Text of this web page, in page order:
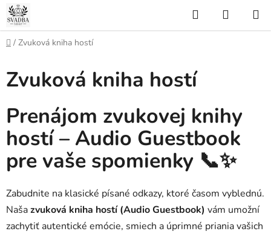
Prejsť
na
obsah
Hľadať
KOŠÍK
Domov
/ Zvuková kniha hostí
Zvuková kniha hostí
Prenájom zvukovej knihy
hostí – Audio Guestbook
pre vaše spomienky 📞✨
Zabudnite na klasické písané odkazy, ktoré časom vyblednú.
Našazvuková kniha hostí (Audio Guestbook) vám umožní
zachytiť autentické emócie, smiech a úprimné priania vašich